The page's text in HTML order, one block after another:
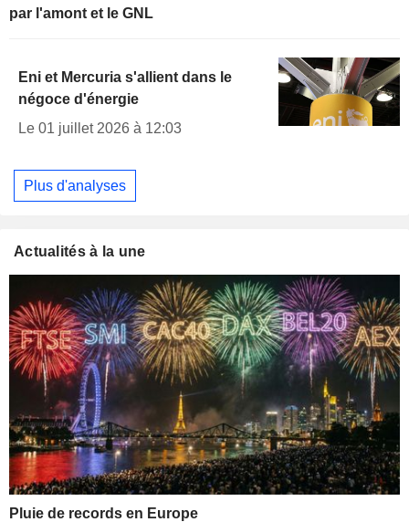
par l'amont et le GNL
Eni et Mercuria s'allient dans le
négoce d'énergie
Le 01 juillet 2026 à 12:03
Plus d'analyses
Actualités à la une
Pluie de records en Europe